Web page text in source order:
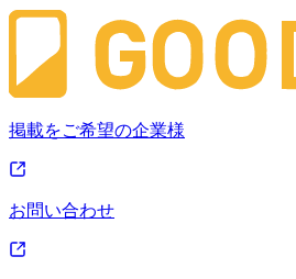
掲載をご希望の企業様
お問い合わせ